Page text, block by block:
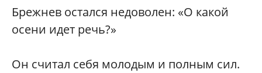
Брежнев остался недоволен: «О какой
осени идет речь?»
Он считал себя молодым и полным сил.